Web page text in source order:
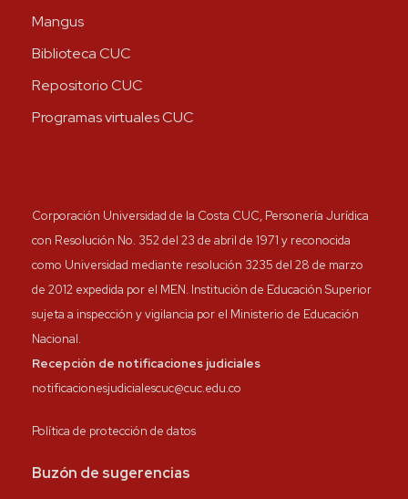
Mangus
Biblioteca CUC
Repositorio CUC
Programas virtuales CUC
Corporación Universidad de la Costa CUC, Personería Jurídica
con Resolución No. 352 del 23 de abril de 1971 y reconocida
como Universidad mediante resolución 3235 del 28 de marzo
de 2012 expedida por el MEN. Institución de Educación Superior
sujeta a inspección y vigilancia por el Ministerio de Educación
Nacional.
Recepción de notificaciones judiciales
notificacionesjudicialescuc@cuc.edu.co
Política de protección de datos
Buzón de sugerencias